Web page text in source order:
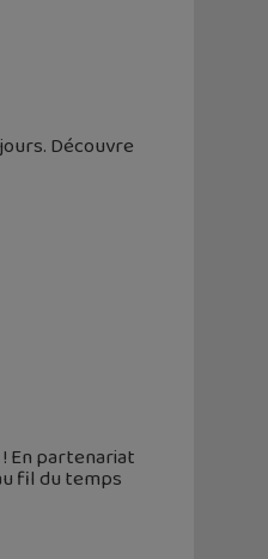
Découvre
En partenariat
fil du temps